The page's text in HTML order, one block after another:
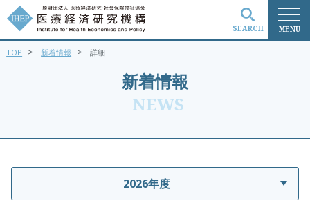
MENU
SEARCH
新着情報
NEWS
TOP > 新着情報 > 詳細
2026年度